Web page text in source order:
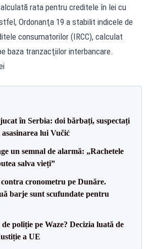
rata pentru creditele în lei cu
Ordonanţa 19 a stabilit indicele de
consumatorilor (IRCC), calculat
baza tranzacţiilor interbancare.
în Serbia: doi bărbați, suspectați
lui Vučić
un semnal de alarmă: „Rachetele
salva vieți”
cronometru pe Dunăre.
barje sunt scufundate pentru
poliție pe Waze? Decizia luată de
a UE